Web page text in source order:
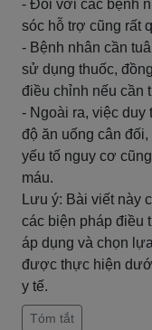
- Đối với các bệnh
sóc hỗ trợ cũng rất
- Bệnh nhân cần
sử dụng thuốc,
điều chỉnh nếu cần
- Ngoài ra, việc duy
độ ăn uống cân
yếu tố nguy cơ
máu.
Lưu ý: Bài viết này
các biện pháp điều
áp dụng và chọn
được thực hiện
y tế.
Tóm tắt